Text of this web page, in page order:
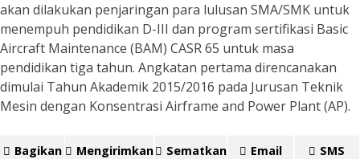
akan dilakukan penjaringan para lulusan SMA/SMK untuk
menempuh pendidikan D-III dan program sertifikasi Basic
Aircraft Maintenance (BAM) CASR 65 untuk masa
pendidikan tiga tahun. Angkatan pertama direncanakan
dimulai Tahun Akademik 2015/2016 pada Jurusan Teknik
Mesin dengan Konsentrasi Airframe and Power Plant (AP).
Bagikan
Mengirimkan
Sematkan Email SMS